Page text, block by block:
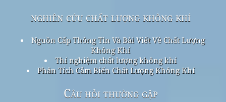
nghiên cứu chất lượng không khí
Nguồn Cấp Thông Tin Và Bài Viết Về Chất Lượng
Không Khí
Thí nghiệm chất lượng không khí
Phân Tích Cảm Biến Chất Lượng Không Khí
Câu hỏi thường gặp